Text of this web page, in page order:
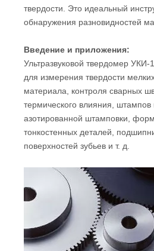
твердости. Это идеальный
обнаружения разновидностей
Введение и приложения:
Ультразвуковой твердомер УКИ-
для измерения твердости
материала, контроля сварных
термического влияния,
азотированной штамповки,
тонкостенных деталей,
поверхностей зубьев и т. д.